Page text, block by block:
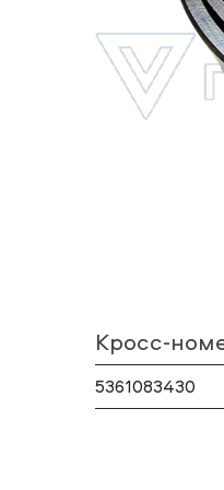
Кросс-
5361083430